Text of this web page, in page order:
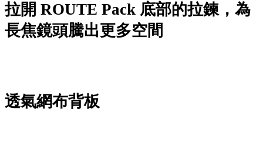
拉開 ROUTE Pack 底部的拉鍊，為
長焦鏡頭騰出更多空間
透氣網布背板